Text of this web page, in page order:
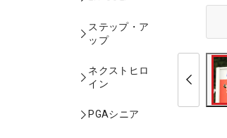
ステップ・ア
ップ
ネクストヒロ
イン
PGAシニア